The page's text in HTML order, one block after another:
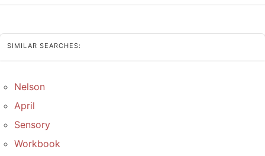
SIMILAR SEARCHES:
Nelson
April
Sensory
Workbook